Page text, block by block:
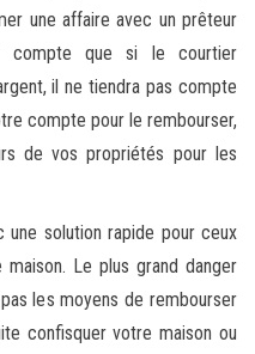
une affaire avec un prêteur
compte que si le courtier
il ne tiendra pas compte
compte pour le rembourser,
de vos propriétés pour les
solution rapide pour ceux
Le plus grand danger
les moyens de rembourser
confisquer votre maison ou